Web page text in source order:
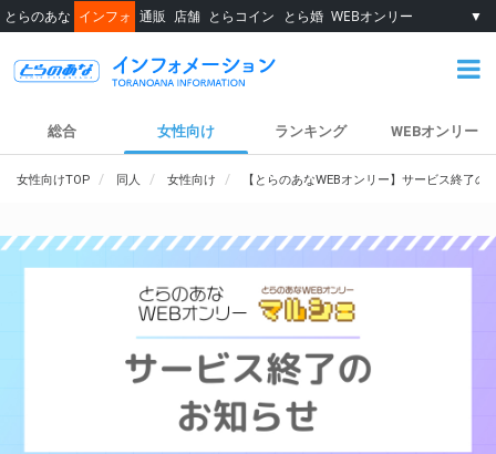
とらのあな インフォ 通販 店舗 とらコイン とら婚 WEBオンリー ▼
総合 女性向け ランキング WEBオンリー
女性向けTOP 同人 女性向け 【とらのあなWEBオンリー】サービス終了の